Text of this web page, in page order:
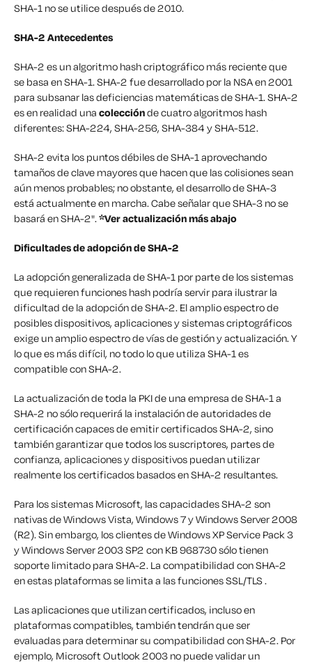
SHA-1 no se utilice después de 2010.
SHA-2 Antecedentes
SHA-2 es un algoritmo hash criptográfico más reciente que
se basa en SHA-1. SHA-2 fue desarrollado por la NSA en 2001
para subsanar las deficiencias matemáticas de SHA-1. SHA-2
es en realidad una colecciónde cuatro algoritmos hash
diferentes: SHA-224, SHA-256, SHA-384 y SHA-512.
SHA-2 evita los puntos débiles de SHA-1 aprovechando
tamaños de clave mayores que hacen que las colisiones sean
aún menos probables; no obstante, el desarrollo de SHA-3
está actualmente en marcha. Cabe señalar que SHA-3 no se
basará en SHA-2". *Ver actualización más abajo
Dificultades de adopción de SHA-2
La adopción generalizada de SHA-1 por parte de los sistemas
que requieren funciones hash podría servir para ilustrar la
dificultad de la adopción de SHA-2. El amplio espectro de
posibles dispositivos, aplicaciones y sistemas criptográficos
exige un amplio espectro de vías de gestión y actualización. Y
lo que es más difícil, no todo lo que utiliza SHA-1 es
compatible con SHA-2.
La actualización de toda la PKI de una empresa de SHA-1 a
SHA-2 no sólo requerirá la instalación de autoridades de
certificación capaces de emitir certificados SHA-2, sino
también garantizar que todos los suscriptores, partes de
confianza, aplicaciones y dispositivos puedan utilizar
realmente los certificados basados en SHA-2 resultantes.
Para los sistemas Microsoft, las capacidades SHA-2 son
nativas de Windows Vista, Windows 7 y Windows Server 2008
(R2). Sin embargo, los clientes de Windows XP Service Pack 3
y Windows Server 2003 SP2 con KB 968730 sólo tienen
soporte limitado para SHA-2. La compatibilidad con SHA-2
en estas plataformas se limita a las funciones SSL/TLS .
Las aplicaciones que utilizan certificados, incluso en
plataformas compatibles, también tendrán que ser
evaluadas para determinar su compatibilidad con SHA-2. Por
ejemplo, Microsoft Outlook 2003 no puede validar un